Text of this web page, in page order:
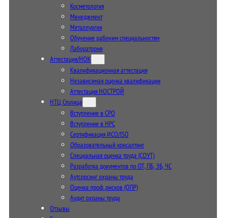
Косметология
Менеджмент
Металлургия
Обучение рабочим специальностям
Лаборатория
Аттестация/НОК
Квалификационная аттестация
Независимая оценка квалификации
Аттестация НОСТРОЙ
НТЦ Столица
Вступление в СРО
Вступление в НРС
Сертификация ИСО/ISO
Образовательный консалтинг
Специальная оценка труда (СОУТ)
Разработка документов по ОТ, ПБ, ЭБ, ЧС
Аутсорсинг охраны труда
Оценка проф. рисков (ОПР)
Аудит охраны труда
Отзывы